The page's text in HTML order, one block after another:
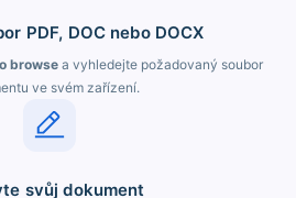
PDF, DOC nebo DOCX
browse a vyhledejte požadovaný soubor
ve svém zařízení.
svůj dokument